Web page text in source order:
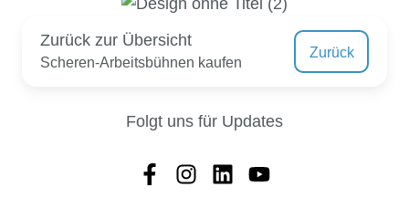
Zurück zur Übersicht
Scheren-Arbeitsbühnen kaufen
Zurück
Folgt uns für Updates